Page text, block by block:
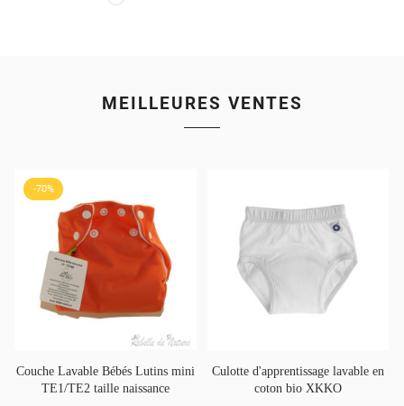
MEILLEURES VENTES
-70%
Couche Lavable Bébés Lutins mini
TE1/TE2 taille naissance
Culotte d'apprentissage lavable en
coton bio XKKO